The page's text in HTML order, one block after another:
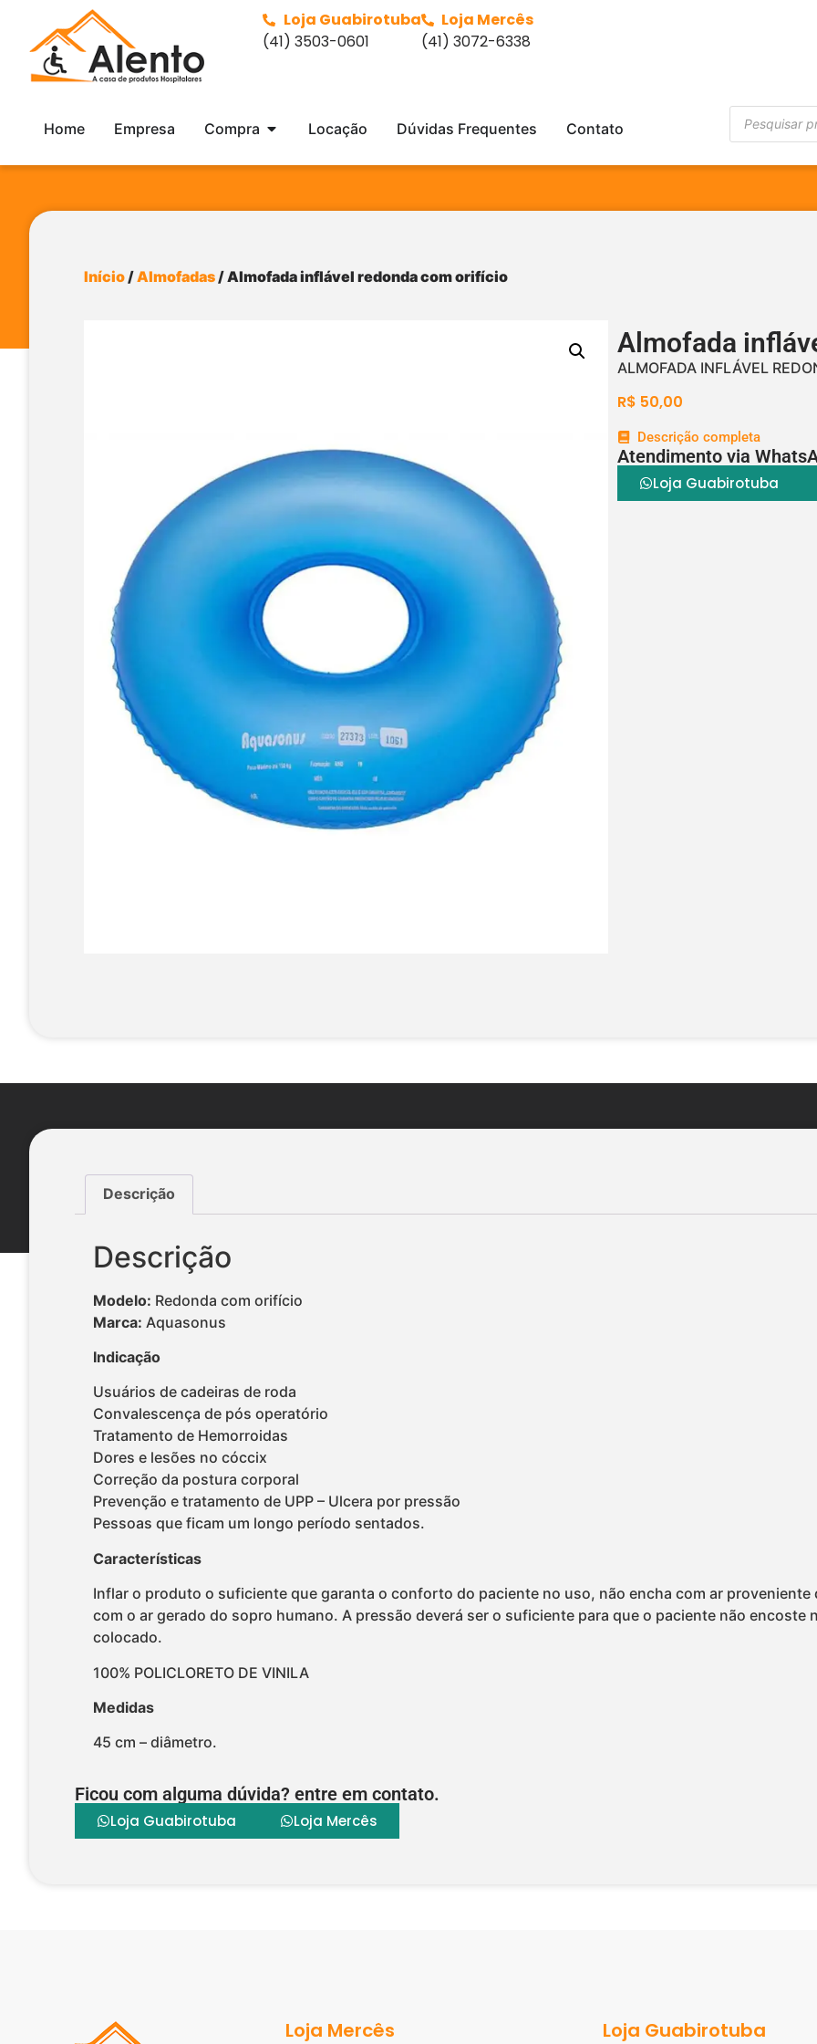
Loja Guabirotuba
(41) 3503-0601
Loja Mercês
(41) 3072-6338
Home Empresa Compra Locação Dúvidas Frequentes Contato
Início /Almofadas / Almofada inflável redonda com orifício
Almofada
ALMOFADA INFLÁVEL
R$ 50,00
Descrição completa
Atendimento via
Loja Guabirotuba
Descrição
Descrição
Modelo: Redonda com orifício
Marca: Aquasonus
Indicação
Usuários de cadeiras de roda
Convalescença de pós operatório
Tratamento de Hemorroidas
Dores e lesões no cóccix
Correção da postura corporal
Prevenção e tratamento de UPP – Ulcera por pressão
Pessoas que ficam um longo período sentados.
Características
Inflar o produto o suficiente que garanta o conforto do paciente no uso, não encha com ar
com o ar gerado do sopro humano. A pressão deverá ser o suficiente para que o paciente não encoste
colocado.
100% POLICLORETO DE VINILA
Medidas
45 cm – diâmetro.
Ficou com alguma dúvida? entre em contato.
Loja Guabirotuba Loja Mercês
Loja Mercês Loja Guabirotuba